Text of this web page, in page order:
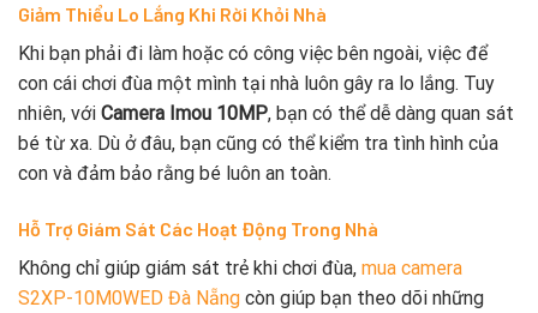
Giảm Thiểu Lo Lắng Khi Rời Khỏi Nhà
Khi bạn phải đi làm hoặc có công việc bên ngoài, việc để
con cái chơi đùa một mình tại nhà luôn gây ra lo lắng. Tuy
nhiên, với Camera Imou 10MP, bạn có thể dễ dàng quan sát
bé từ xa. Dù ở đâu, bạn cũng có thể kiểm tra tình hình của
con và đảm bảo rằng bé luôn an toàn.
Hỗ Trợ Giám Sát Các Hoạt Động Trong Nhà
Không chỉ giúp giám sát trẻ khi chơi đùa, mua camera
S2XP-10M0WED Đà Nẵng còn giúp bạn theo dõi những